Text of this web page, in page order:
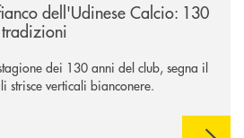
dell'Udinese Calcio: 130
dei 130 anni del club, segna il
strisce verticali bianconere.